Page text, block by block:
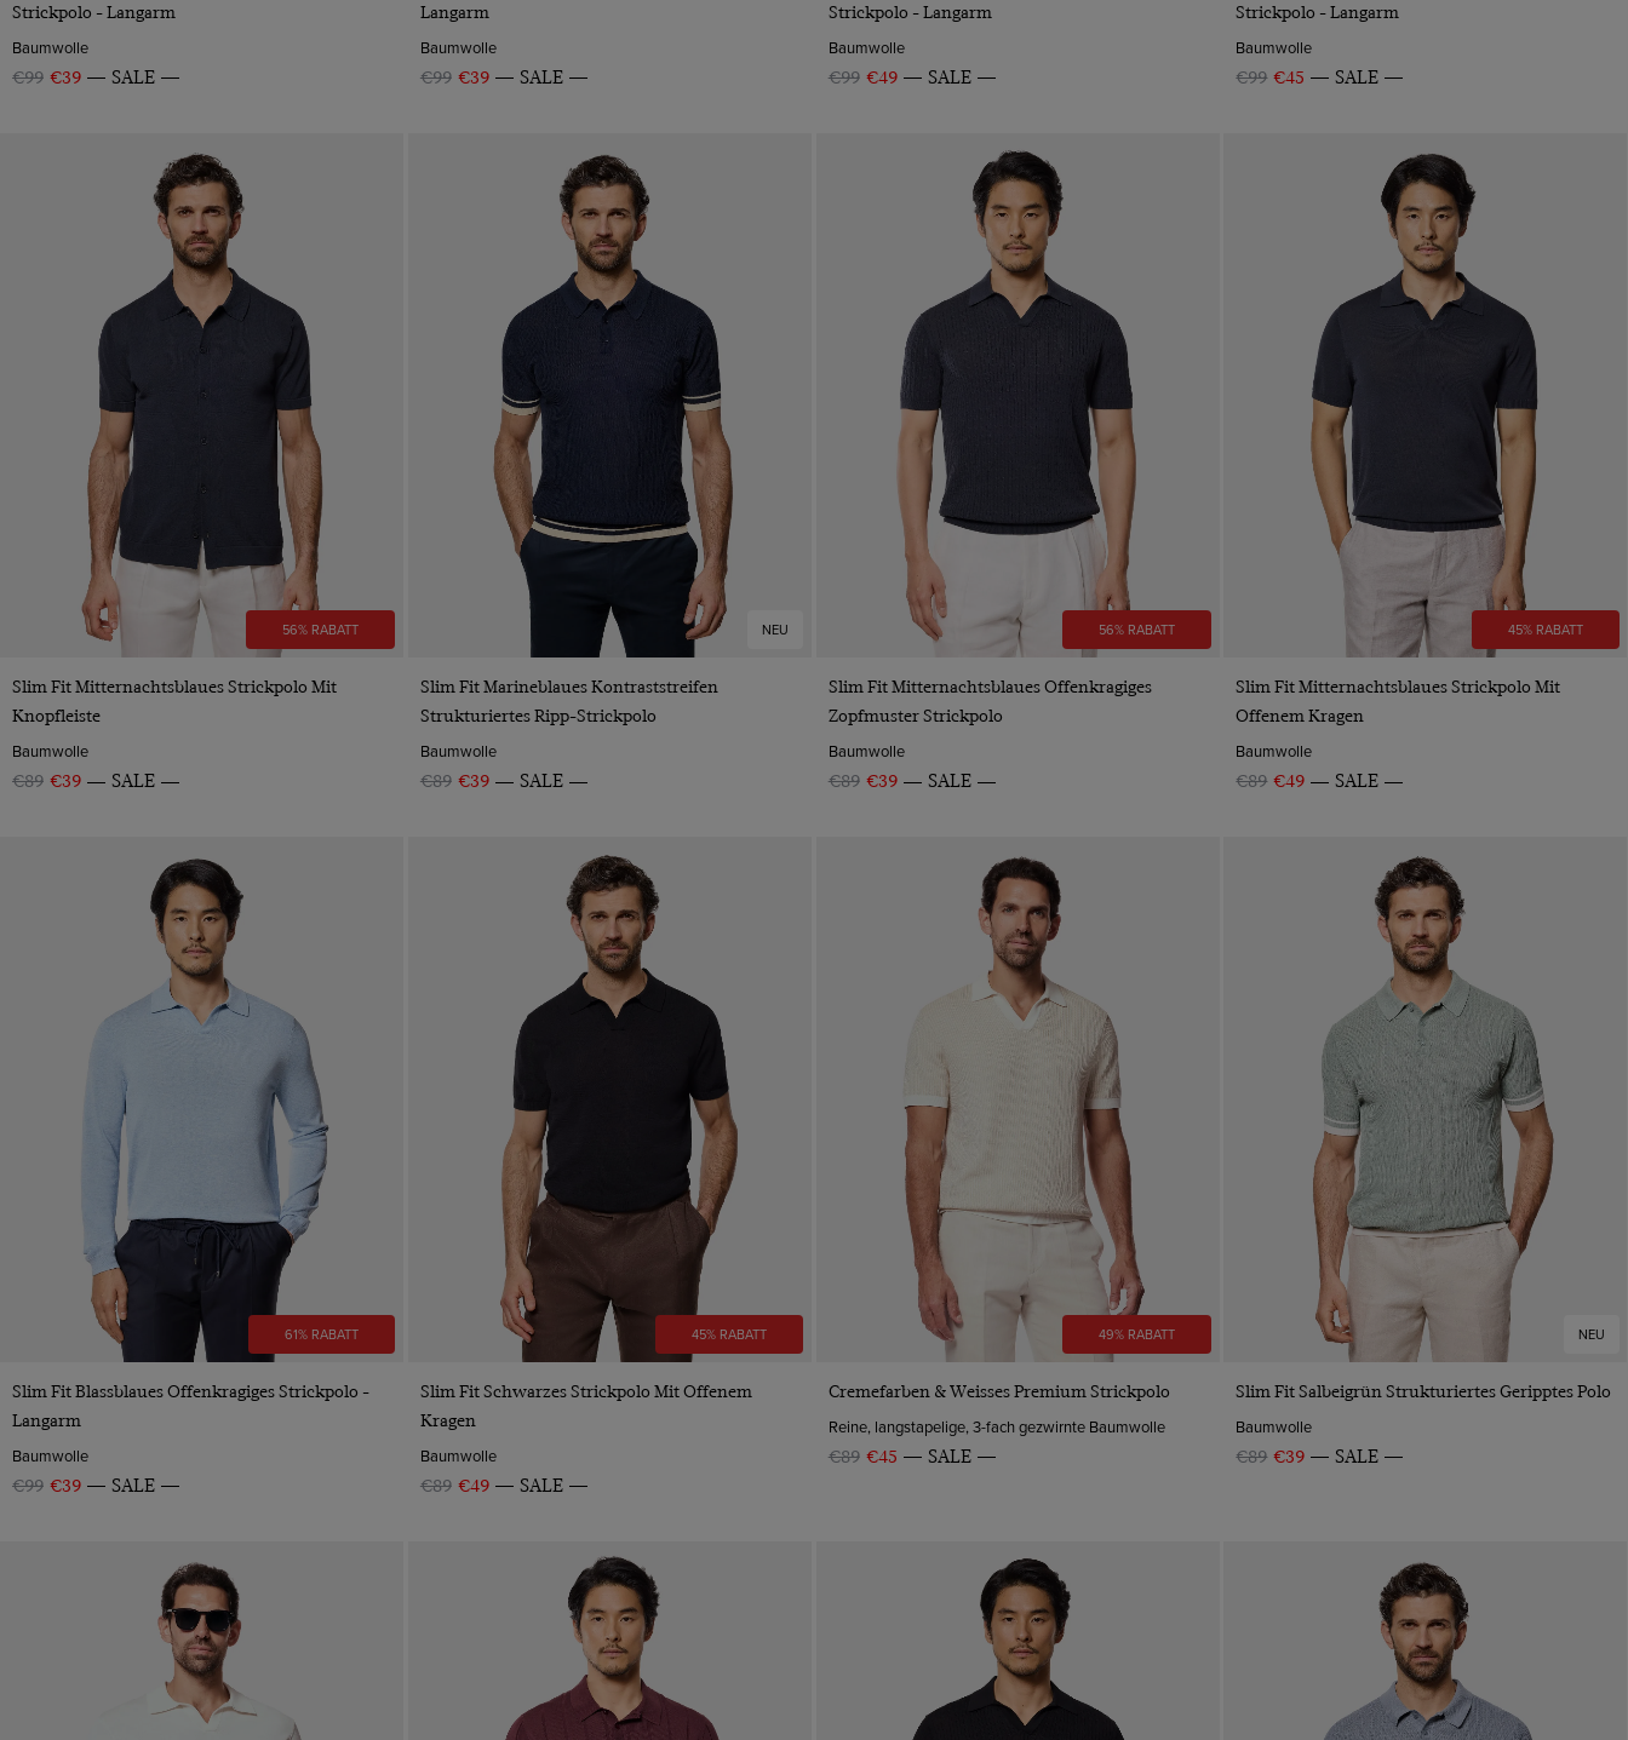
Strickpolo - Langarm
Baumwolle
€99 €39 SALE
Langarm
Baumwolle
€99 €39 SALE
Strickpolo - Langarm
Baumwolle
€99 €49 SALE
Strickpolo - Langarm
Baumwolle
€99 €45 SALE
56% RABATT
VORSCHAU
Slim Fit Mitternachtsblaues Strickpolo Mit
Knopfleiste
Baumwolle
€89 €39 SALE
NEU
VORSCHAU
Slim Fit Marineblaues Kontraststreifen
Strukturiertes Ripp-Strickpolo
Baumwolle
€89 €39 SALE
56% RABATT
VORSCHAU
Slim Fit Mitternachtsblaues Offenkragiges
Zopfmuster Strickpolo
Baumwolle
€89 €39 SALE
45% RABATT
VORSCHAU
Slim Fit Mitternachtsblaues Strickpolo Mit
Offenem Kragen
Baumwolle
€89 €49 SALE
61% RABATT
VORSCHAU
Slim Fit Blassblaues Offenkragiges Strickpolo -
Langarm
Baumwolle
€99 €39 SALE
45% RABATT
VORSCHAU
Slim Fit Schwarzes Strickpolo Mit Offenem
Kragen
Baumwolle
€89 €49 SALE
49% RABATT
VORSCHAU
Cremefarben & Weisses Premium Strickpolo
Reine, langstapelige, 3-fach gezwirnte Baumwolle
€89 €45 SALE
NEU
VORSCHAU
Slim Fit Salbeigrün Strukturiertes Geripptes Polo
Baumwolle
€89 €39 SALE